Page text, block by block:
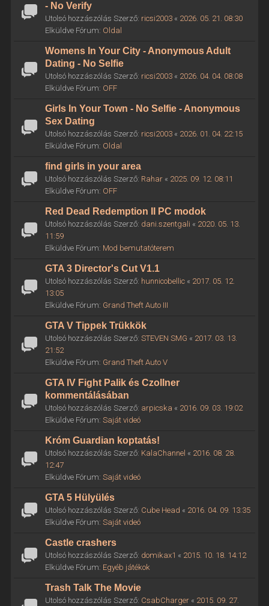
- No Verify
Utolsó hozzászólás Szerző: ricsi2003« 2026. 05. 21. 08:30
Elküldve Fórum: Oldal
Womens In Your City - Anonymous Adult
Dating - No Selfie
Utolsó hozzászólás Szerző: ricsi2003« 2026. 04. 04. 08:08
Elküldve Fórum: OFF
Girls In Your Town - No Selfie - Anonymous
Sex Dating
Utolsó hozzászólás Szerző: ricsi2003« 2026. 01. 04. 22:15
Elküldve Fórum: Oldal
find girls in your area
Utolsó hozzászólás Szerző: Rahar« 2025. 09. 12. 08:11
Elküldve Fórum: OFF
Red Dead Redemption II PC modok
Utolsó hozzászólás Szerző: dani.szentgali « 2020. 05. 13.
11:59
Elküldve Fórum: Mod bemutatóterem
GTA 3 Director's Cut V1.1
Utolsó hozzászólás Szerző: hunnicobellic« 2017. 05. 12.
13:05
Elküldve Fórum: Grand Theft Auto III
GTA V Tippek Trükkök
Utolsó hozzászólás Szerző: STEVEN SMG « 2017. 03. 13.
21:52
Elküldve Fórum: Grand Theft Auto V
GTA IV Fight Palik és Czollner
kommentálásában
Utolsó hozzászólás Szerző: arpicska « 2016. 09. 03. 19:02
Elküldve Fórum: Saját videó
Króm Guardian koptatás!
Utolsó hozzászólás Szerző: KalaChannel « 2016. 08. 28.
12:47
Elküldve Fórum: Saját videó
GTA 5 Hülyülés
Utolsó hozzászólás Szerző: Cube Head « 2016. 04. 09. 13:35
Elküldve Fórum: Saját videó
Castle crashers
Utolsó hozzászólás Szerző: domikax1 « 2015. 10. 18. 14:12
Elküldve Fórum: Egyéb játékok
Trash Talk The Movie
Utolsó hozzászólás Szerző: CsabCharger« 2015. 09. 27.